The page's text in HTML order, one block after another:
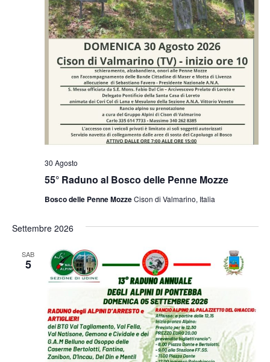
55° Raduno al Bosco delle Penne Mozze
30 Agosto
Bosco delle Penne MozzeCison di Valmarino, Italia
Settembre 2026
SAB
5